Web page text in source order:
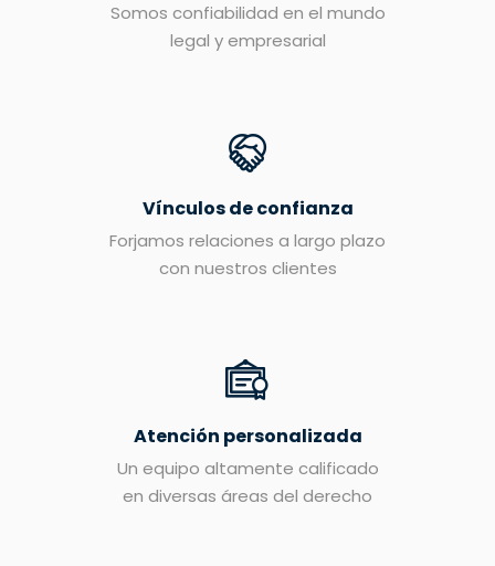
Somos confiabilidad en el mundo
legal y empresarial
Vínculos de confianza
Forjamos relaciones a largo plazo
con nuestros clientes
Atención personalizada
Un equipo altamente calificado
en diversas áreas del derecho